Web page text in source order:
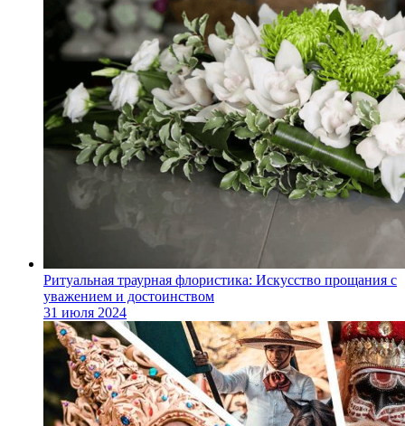
Ритуальная траурная флористика: Искусство прощания с
уважением и достоинством
31 июля 2024